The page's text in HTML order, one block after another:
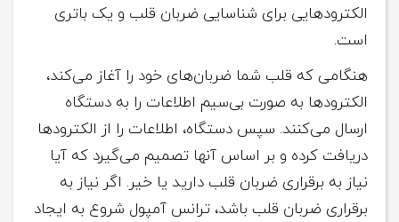
الکترودهایی برای شناسایی ضربان قلب و یک باتری
است.
هنگامی که قلب شما ضربان‌های خود را آغاز می‌کند،
الکترودها به صورت بی‌سیم اطلاعات را به دستگاه
ارسال می‌کنند. سپس دستگاه، اطلاعات را از الکترودها
دریافت کرده و بر اساس آنها تصمیم می‌گیرد که آیا
نیاز به برقراری ضربان قلب دارید یا خیر. اگر نیاز به
برقراری ضربان قلب باشد، ترانس آمپول شروع به ایجاد